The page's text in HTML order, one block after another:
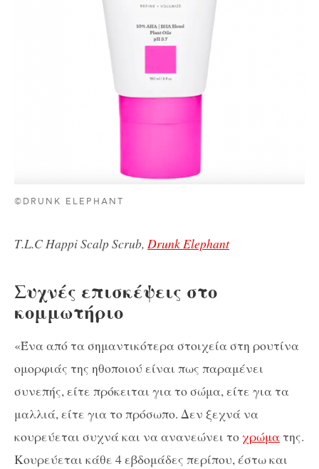
©DRUNK ELEPHANT
Τ.L.C Happi Scalp Scrub, Drunk Elephant
Συχνές επισκέψεις στο
κομμωτήριο
«Ένα από τα σημαντικότερα στοιχεία στη ρουτίνα
ομορφιάς της ηθοποιού είναι πως παραμένει
συνεπής, είτε πρόκειται για το σώμα, είτε για τα
μαλλιά, είτε για το πρόσωπο. Δεν ξεχνά να
κουρεύεται συχνά και να ανανεώνει τοχρώματης.
Κουρεύεται κάθε 4 εβδομάδες περίπου, έστω και